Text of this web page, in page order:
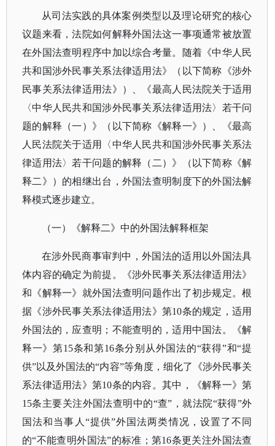
从司法实践的具体案例类型以及理论研究的核心
议题来看，法院如何解释外国法这一事项通常被放置
在外国法查明程序中加以综合考量。随着《中华人民
共和国涉外民事关系法律适用法》（以下简称《涉外
民事关系法律适用法》）、《最高人民法院关于适用
〈中华人民共和国涉外民事关系法律适用法〉若干问
题的解释（一）》（以下简称《解释一》）、《最高
人民法院关于适用〈中华人民共和国涉外民事关系法
律适用法〉若干问题的解释（二）》（以下简称《解
释二》）的相继出台，外国法查明制度下的外国法解
释模式逐步建立。
（一） 《解释二》中的外国法解释框架
在涉外民商事审判中，外国法的适用以外国法具
体内容的确定为前提。《涉外民事关系法律适用法》
和《解释一》就外国法查明问题作出了初步规定。根
据《涉外民事关系法律适用法》第10条的规定，适用
外国法的，应查明；不能查明的，适用中国法。《解
释一》第15条和第16条分别从外国法的“获得”和“提
供”以及外国法的“内容”等角度，细化了《涉外民事关
系法律适用法》第10条的内容。其中，《解释一》第
15条主要关注外国法查明中的“查”，就法院“获得”外
国法和当事人“提供”外国法两类情况，设置了不同
的“不能查明外国法”的标准；第16条更关注外国法查